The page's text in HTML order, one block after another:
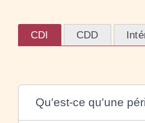
CDI CDD
Qu'est-ce qu'une